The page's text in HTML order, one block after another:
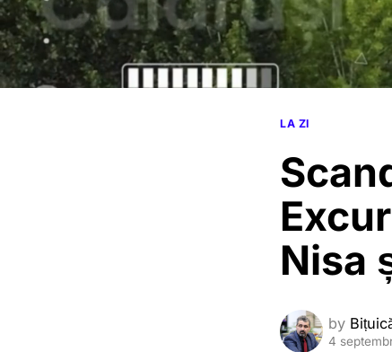
LA ZI
Nisa
by
4